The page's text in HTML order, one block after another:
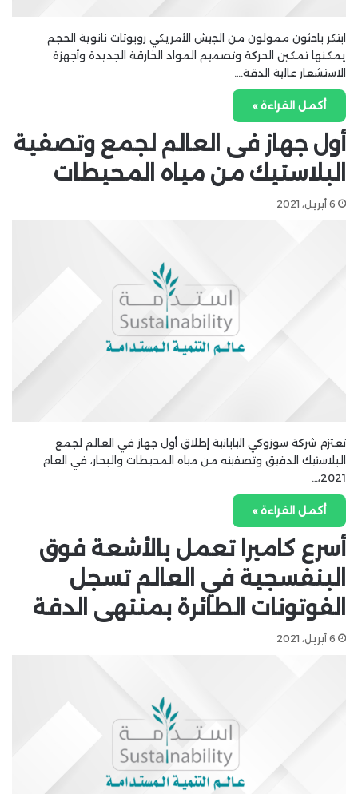
ابتكر باحثون ممولون من الجيش الأمريكي روبوتات نانوية الحجم
يمكنها تمكين الحركة وتصميم المواد الخارقة الجديدة وأجهزة
الاستشعار عالية الدقة.…
أكمل القراءة »
أول جهاز فى العالم لجمع وتصفية
البلاستيك من مياه المحيطات
6 أبريل، 2021
تعتزم شركة سوزوكي اليابانية إطلاق أول جهاز في العالم لجمع
البلاستيك الدقيق وتصفيته من مياه المحيطات والبحار، في العام
2021،…
أكمل القراءة »
أسرع كاميرا تعمل بالأشعة فوق
البنفسجية في العالم تسجل
الفوتونات الطائرة بمنتهى الدقة
6 أبريل، 2021